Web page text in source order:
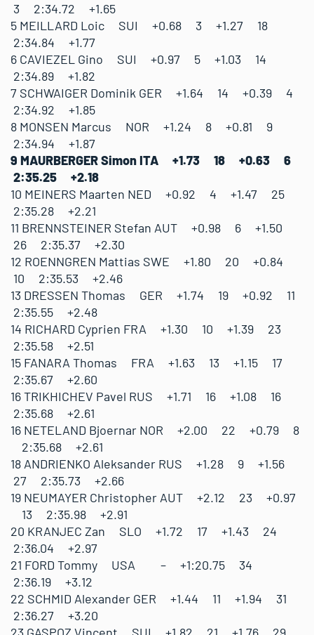
3 2:34.72 +1.65
5 MEILLARD Loic SUI +0.68 3 +1.27 18
2:34.84 +1.77
6 CAVIEZEL Gino SUI +0.97 5 +1.03 14
2:34.89 +1.82
7 SCHWAIGER Dominik GER +1.64 14 +0.39 4
2:34.92 +1.85
8 MONSEN Marcus NOR +1.24 8 +0.81 9
2:34.94 +1.87
9 MAURBERGER Simon ITA +1.73 18 +0.63 6
2:35.25 +2.18
10 MEINERS Maarten NED +0.92 4 +1.47 25
2:35.28 +2.21
11 BRENNSTEINER Stefan AUT +0.98 6 +1.50
26 2:35.37 +2.30
12 ROENNGREN Mattias SWE +1.80 20 +0.84
10 2:35.53 +2.46
13 DRESSEN Thomas GER +1.74 19 +0.92 11
2:35.55 +2.48
14 RICHARD Cyprien FRA +1.30 10 +1.39 23
2:35.58 +2.51
15 FANARA Thomas FRA +1.63 13 +1.15 17
2:35.67 +2.60
16 TRIKHICHEV Pavel RUS +1.71 16 +1.08 16
2:35.68 +2.61
16 NETELAND Bjoernar NOR +2.00 22 +0.79 8
2:35.68 +2.61
18 ANDRIENKO Aleksander RUS +1.28 9 +1.56
27 2:35.73 +2.66
19 NEUMAYER Christopher AUT +2.12 23 +0.97
13 2:35.98 +2.91
20 KRANJEC Zan SLO +1.72 17 +1.43 24
2:36.04 +2.97
21 FORD Tommy USA – +1:20.75 34
2:36.19 +3.12
22 SCHMID Alexander GER +1.44 11 +1.94 31
2:36.27 +3.20